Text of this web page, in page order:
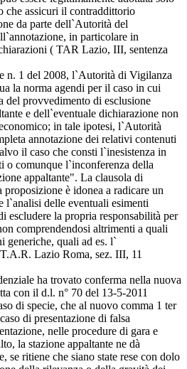
che assicuri il contraddittorio
da parte dell`Autorità del
in particolare in
( TAR Lazio, III, sentenza
n. 1 del 2008, l`Autorità di Vigilanza
la norma agendi per il caso in cui
del provvedimento di esclusione
e dell`eventuale dichiarazione non
in tale ipotesi, l`Autorità
annotazione dei relativi contenuti
il caso che consti l`inesistenza in
o comunque l`inconferenza della
appaltante". La clausola di
è idonea a radicare un
l`analisi delle eventuali esimenti
escludere la propria responsabilità per
comprendendosi altrimenti a quali
generiche, quali ad es. l`
Lazio Roma, sez. III, 11
ha trovato conferma nella nuova
con il d.l. n° 70 del 13-5-2011
di specie, che al nuovo comma 1 ter
di presentazione di falsa
nelle procedure di gara e
la stazione appaltante ne dà
se ritiene che siano state rese con dolo